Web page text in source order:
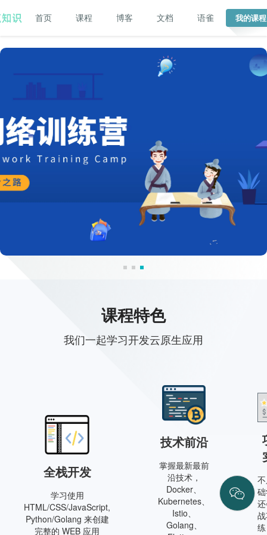
首页 课程 博客 文档 语雀 我的课程
课程特色
我们一起学习开发云原生应用
全栈开发
学习使用
HTML/CSS/JavaScript,
Python/Golang 来创建
完整的 WEB 应用
技术前沿
掌握最新最前
沿技术，
Docker、
Kubernetes、
Istio、
Golang、